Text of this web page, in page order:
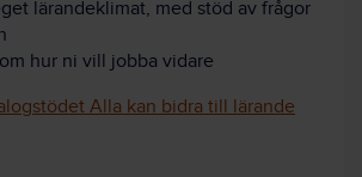
lärandeklimat, med stöd av frågor
hur ni vill jobba vidare
Alla kan bidra till lärande